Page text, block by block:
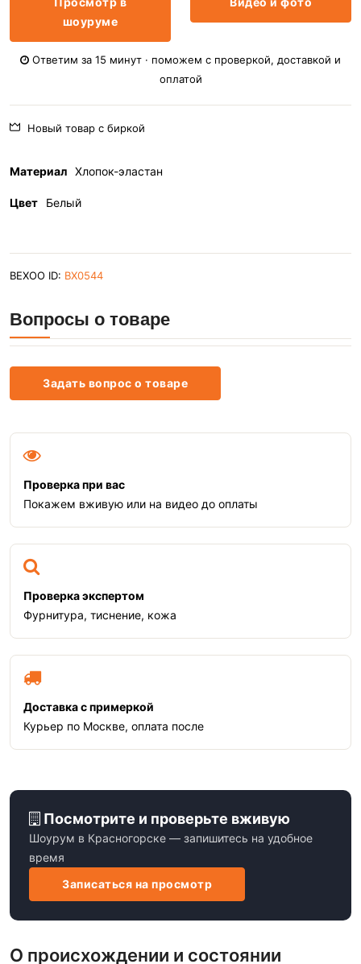
шоуруме
Ответим за 15 минут · поможем с проверкой, доставкой и
оплатой
Новый товар с биркой
Материал Хлопок-эластан
Цвет Белый
BEXOO ID: BX0544
Вопросы о товаре
Задать вопрос о товаре
Проверка при вас
Покажем вживую или на видео до оплаты
Проверка экспертом
Фурнитура, тиснение, кожа
Доставка с примеркой
Курьер по Москве, оплата после
Посмотрите и проверьте вживую
Шоурум в Красногорске — запишитесь на удобное
время
Записаться на просмотр
О происхождении и состоянии